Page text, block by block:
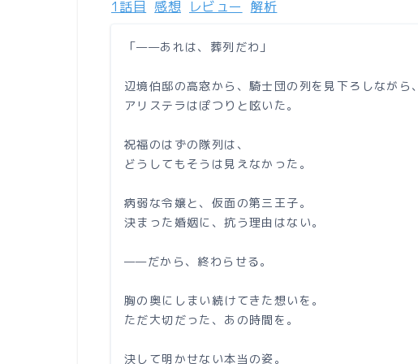
1話目 感想 レビュー 解析
「——あれは、葬列だわ」
辺境伯邸の高窓から、騎士団の列を見下ろしながら、
アリステラはぽつりと呟いた。
祝福のはずの隊列は、
どうしてもそうは見えなかった。
病弱な令嬢と、仮面の第三王子。
決まった婚姻に、抗う理由はない。
——だから、終わらせる。
胸の奥にしまい続けてきた想いを。
ただ大切だった、あの時間を。
決して明かせない本当の姿。